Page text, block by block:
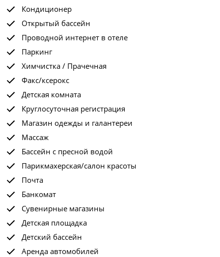
Кондиционер
Открытый бассейн
Проводной интернет в отеле
Паркинг
Химчистка / Прачечная
Факс/ксерокс
Детская комната
Круглосуточная регистрация
Магазин одежды и галантереи
Массаж
Бассейн с пресной водой
Парикмахерская/салон красоты
Почта
Банкомат
Сувенирные магазины
Детская площадка
Детский бассейн
Аренда автомобилей